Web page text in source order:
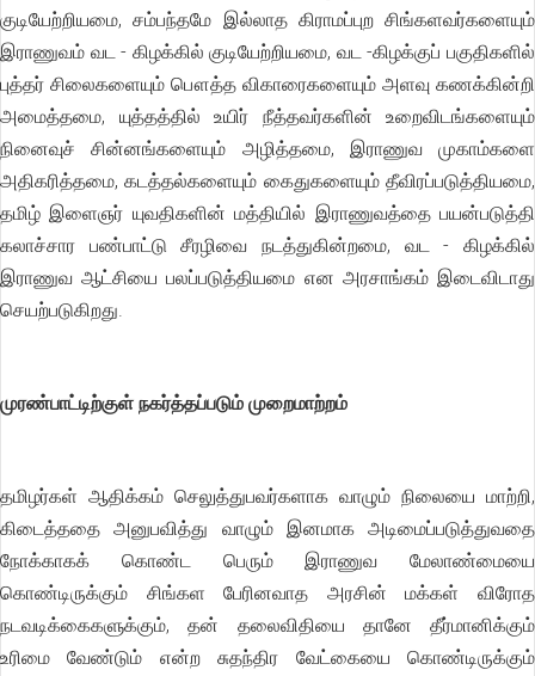
குடியேற்றியமை, சம்பந்தமே இல்லாத கிராமப்புற சிங்களவர்களையும்
இராணுவம் வட - கிழக்கில் குடியேற்றியமை, வட -கிழக்குப் பகுதிகளில்
புத்தர் சிலைகளையும் பௌத்த விகாரைகளையும் அளவு கணக்கின்றி
அமைத்தமை, யுத்தத்தில் உயிர் நீத்தவர்களின் உறைவிடங்களையும்
நினைவுச் சின்னங்களையும் அழித்தமை, இராணுவ முகாம்களை
அதிகரித்தமை, கடத்தல்களையும் கைதுகளையும் தீவிரப்படுத்தியமை,
தமிழ் இளைஞர் யுவதிகளின் மத்தியில் இராணுவத்தை பயன்படுத்தி
கலாச்சார பண்பாட்டு சீரழிவை நடத்துகின்றமை, வட - கிழக்கில்
இராணுவ ஆட்சியை பலப்படுத்தியமை என அரசாங்கம் இடைவிடாது
செயற்படுகிறது.
முரண்பாட்டிற்குள் நகர்த்தப்படும் முறைமாற்றம்
தமிழர்கள் ஆதிக்கம் செலுத்துபவர்களாக வாழும் நிலையை மாற்றி,
கிடைத்ததை அனுபவித்து வாழும் இனமாக அடிமைப்படுத்துவதை
நோக்காகக் கொண்ட பெரும் இராணுவ மேலாண்மையை
கொண்டிருக்கும் சிங்கள பேரினவாத அரசின் மக்கள் விரோத
நடவடிக்கைகளுக்கும், தன் தலைவிதியை தானே தீர்மானிக்கும்
உரிமை வேண்டும் என்ற சுதந்திர வேட்கையை கொண்டிருக்கும்